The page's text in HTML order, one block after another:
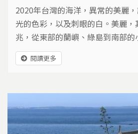
2020年台灣的海洋，異常的美麗
光的色彩，以及刺眼的白。美麗
兆，從東部的蘭嶼、綠島到南部
有澎湖以及東沙環礁，甚至東北角
灣的海洋，面臨最嚴峻的一次珊瑚
閱讀更多